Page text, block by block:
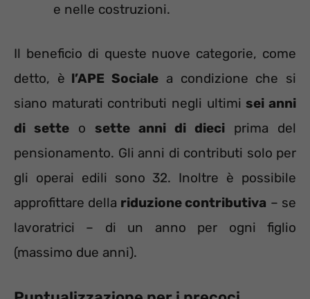
e nelle costruzioni.
Il beneficio di queste nuove categorie, come
detto, è l’APE Sociale a condizione che si
siano maturati contributi negli ultimi sei anni
di sette o sette anni di dieci prima del
pensionamento. Gli anni di contributi solo per
gli operai edili sono 32. Inoltre è possibile
approfittare della riduzione contributiva – se
lavoratrici – di un anno per ogni figlio
(massimo due anni).